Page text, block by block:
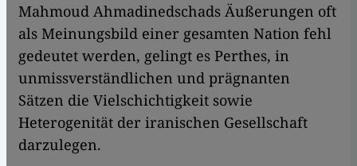
Mahmoud Ahmadinedschads Äußerungen oft
als Meinungsbild einer gesamten Nation fehl
gedeutet werden, gelingt es Perthes, in
unmissverständlichen und prägnanten
Sätzen die Vielschichtigkeit sowie
Heterogenität der iranischen Gesellschaft
darzulegen.